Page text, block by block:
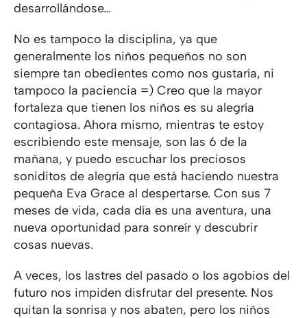
desarrollándose…
No es tampoco la disciplina, ya que
generalmente los niños pequeños no son
siempre tan obedientes como nos gustaría, ni
tampoco la paciencia =) Creo que la mayor
fortaleza que tienen los niños es su alegría
contagiosa. Ahora mismo, mientras te estoy
escribiendo este mensaje, son las 6 de la
mañana, y puedo escuchar los preciosos
soniditos de alegría que está haciendo nuestra
pequeña Eva Grace al despertarse. Con sus 7
meses de vida, cada día es una aventura, una
nueva oportunidad para sonreír y descubrir
cosas nuevas.
A veces, los lastres del pasado o los agobios del
futuro nos impiden disfrutar del presente. Nos
quitan la sonrisa y nos abaten, pero los niños